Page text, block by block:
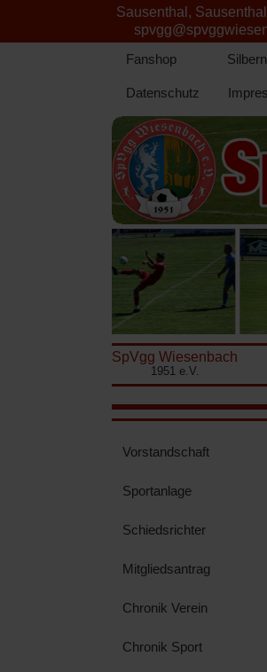
Sausenthal,
Fanshop
Datenschutz
SpVgg Wiesenbach
1951 e.V.
Vorstandschaft
Sportanlage
Schiedsrichter
Mitgliedsantrag
Chronik Verein
Chronik Sport